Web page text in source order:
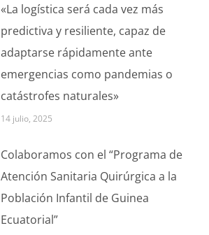
«La logística será cada vez más
predictiva y resiliente, capaz de
adaptarse rápidamente ante
emergencias como pandemias o
catástrofes naturales»
14 julio, 2025
Colaboramos con el “Programa de
Atención Sanitaria Quirúrgica a la
Población Infantil de Guinea
Ecuatorial”